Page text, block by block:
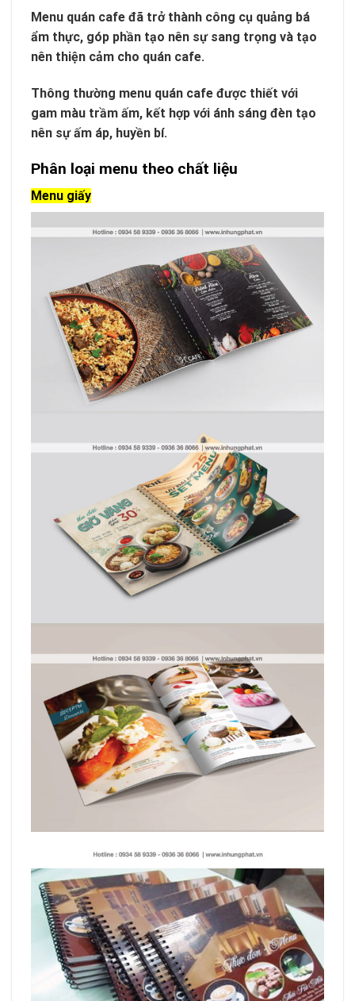
Menu quán cafe đã trở thành công cụ quảng bá
ẩm thực, góp phần tạo nên sự sang trọng và tạo
nên thiện cảm cho quán cafe.
Thông thường menu quán cafe được thiết với
gam màu trầm ấm, kết hợp với ánh sáng đèn tạo
nên sự ấm áp, huyền bí.
Phân loại menu theo chất liệu
Menu giấy